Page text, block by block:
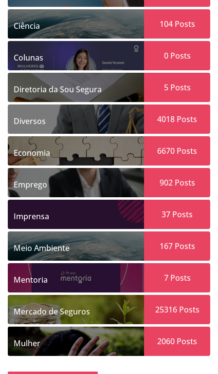
Ciência 104Posts
Colunas 0Posts
Diretoria da Sou Segura 5Posts
Diversos 4018 Posts
Economia 6670 Posts
Emprego 902Posts
Imprensa 37 Posts
Meio Ambiente 167Posts
Mentoria 7Posts
Mercado de Seguros 25316Posts
Mulher 2060 Posts